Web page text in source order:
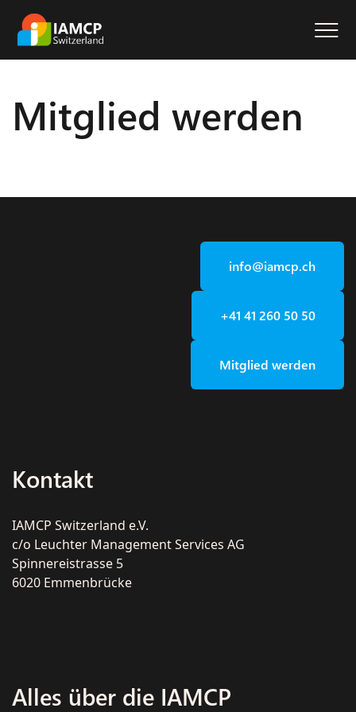
Menu
Mitglied werden
info@iamcp.ch
+41 41 260 50 50
Mitglied werden
Kontakt
IAMCP Switzerland e.V.
c/o Leuchter Management Services AG
Spinnereistrasse 5
6020 Emmenbrücke
Alles über die IAMCP